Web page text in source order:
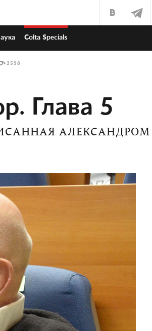
Colta Specials
2598
Глава 5
АЛЕКСАНДРОМ